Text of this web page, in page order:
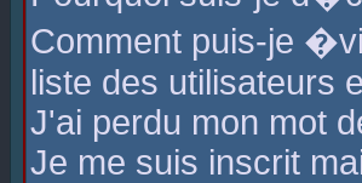
Comment puis-je
liste des utilisateurs
J'ai perdu mon mot
Je me suis inscrit